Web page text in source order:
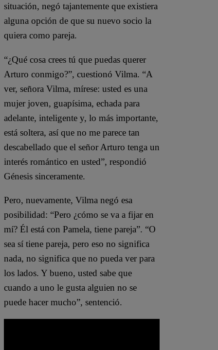
situación, negó tajantemente que existiera
alguna opción de que su nuevo socio la
quiera como pareja.
“¿Qué cosa crees tú que puedas querer
Arturo conmigo?”, cuestionó Vilma. “A
ver, señora Vilma, mírese: usted es una
mujer joven, guapísima, echada para
adelante, inteligente y, lo más importante,
está soltera, así que no me parece tan
descabellado que el señor Arturo tenga un
interés romántico en usted”, respondió
Génesis sinceramente.
Pero, nuevamente, Vilma negó esa
posibilidad: “Pero ¿cómo se va a fijar en
mí? Él está con Pamela, tiene pareja”. “O
sea sí tiene pareja, pero eso no significa
nada, no significa que no pueda ver para
los lados. Y bueno, usted sabe que
cuando a uno le gusta alguien no se
puede hacer mucho”, sentenció.